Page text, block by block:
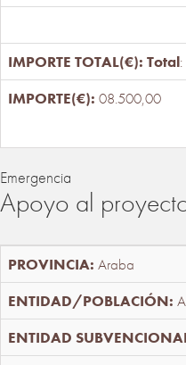
Total:
08.500,00
Emergencia
Apoyo al
Araba